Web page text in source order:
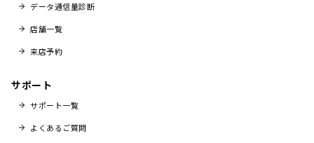
データ通信量診断
店舗一覧
来店予約
サポート
サポート一覧
よくあるご質問